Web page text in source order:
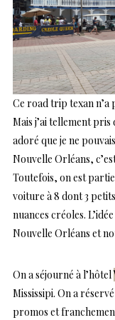
Ce road trip texan n’a
Mais j’ai tellement pris
adoré que je ne
Nouvelle Orléans,
Toutefois, on est
voiture à 8 dont 3
nuances créoles.
Nouvelle Orléans et
On a séjourné à l’hôtel
Mississipi. On a
promos et